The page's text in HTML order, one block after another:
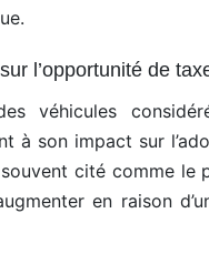
l’opportunité de
véhicules
à son impact sur
cité comme le
en raison